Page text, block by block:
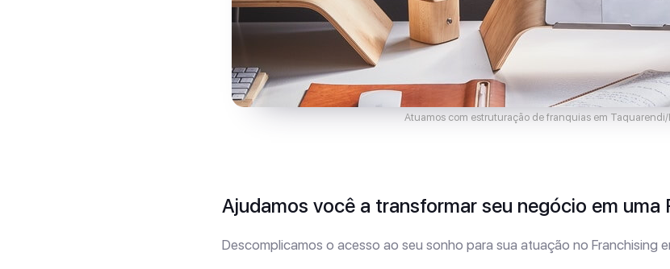
Atuamos com estruturação de franquias em Taquarendi/
Ajudamos você a transformar seu negócio em uma
Descomplicamos o acesso ao seu sonho para sua atuação no Franchising